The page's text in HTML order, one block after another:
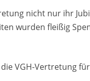
nicht nur ihr
wur­den flei­ßig
VGH-Ver­tre­tung